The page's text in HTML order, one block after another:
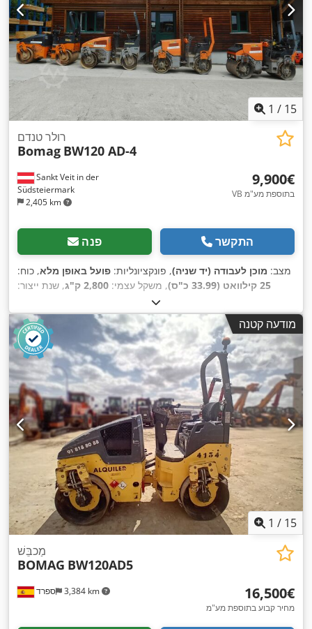
1 / 15
Sankt Veit in der
Südsteiermark
2,405 km
רולר טנדם
Bomag BW120 AD-4
‏9,900 ‏€
VB בתוספת מע"מ
פנה התקשר
מצב: מוכן לעבודה (יד שניה), פונקציונליות: פועל באופן מלא, כוח:
25 קילוואט (33.99 כ"ס)
, משקל עצמי: 2,800 ק"ג
, שנת ייצור:
מודעה קטנה
1 / 15
ספרד 3,384 km
מַכבֵּשׁ
BOMAG BW120AD5
‏16,500 ‏€
מחיר קבוע בתוספת מע"מ